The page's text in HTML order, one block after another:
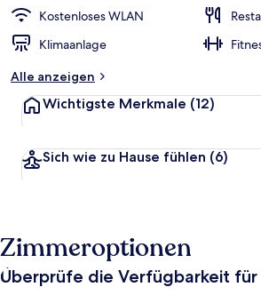
Kostenloses WLAN
Klimaanlage
Alle anzeigen
Wichtigste Merkmale (12)
Sich wie zu Hause fühlen (6)
Zimmeroptionen
Überprüfe die Verfügbarkeit